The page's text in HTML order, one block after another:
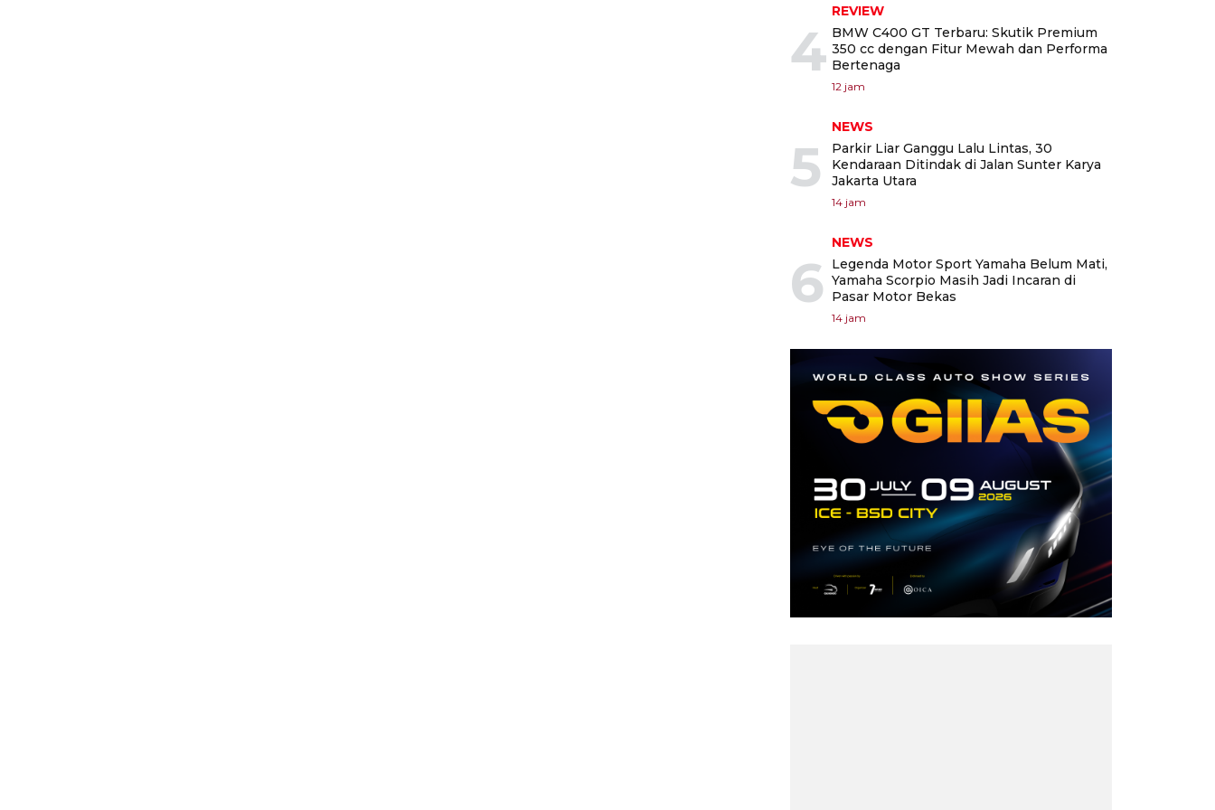
4
REVIEW
BMW C400 GT Terbaru: Skutik Premium
350 cc dengan Fitur Mewah dan Performa
Bertenaga
12 jam
5
NEWS
Parkir Liar Ganggu Lalu Lintas, 30
Kendaraan Ditindak di Jalan Sunter Karya
Jakarta Utara
14 jam
6
NEWS
Legenda Motor Sport Yamaha Belum Mati,
Yamaha Scorpio Masih Jadi Incaran di
Pasar Motor Bekas
14 jam